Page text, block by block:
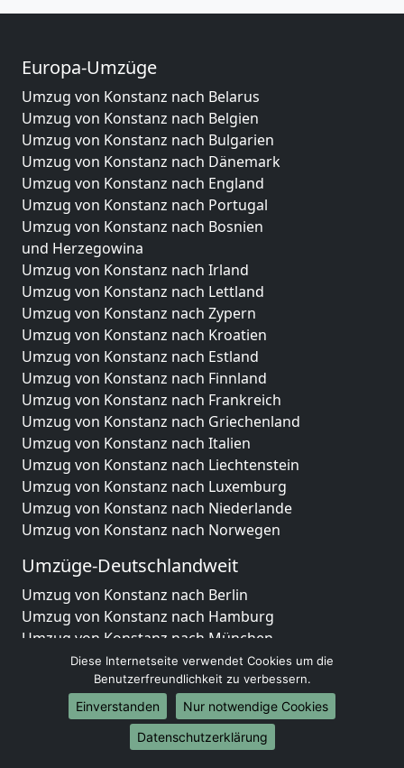
Europa-Umzüge
Umzug von Konstanz nach Belarus
Umzug von Konstanz nach Belgien
Umzug von Konstanz nach Bulgarien
Umzug von Konstanz nach Dänemark
Umzug von Konstanz nach England
Umzug von Konstanz nach Portugal
Umzug von Konstanz nach Bosnien
und Herzegowina
Umzug von Konstanz nach Irland
Umzug von Konstanz nach Lettland
Umzug von Konstanz nach Zypern
Umzug von Konstanz nach Kroatien
Umzug von Konstanz nach Estland
Umzug von Konstanz nach Finnland
Umzug von Konstanz nach Frankreich
Umzug von Konstanz nach Griechenland
Umzug von Konstanz nach Italien
Umzug von Konstanz nach Liechtenstein
Umzug von Konstanz nach Luxemburg
Umzug von Konstanz nach Niederlande
Umzug von Konstanz nach Norwegen
Umzüge-Deutschlandweit
Umzug von Konstanz nach Berlin
Umzug von Konstanz nach Hamburg
Umzug von Konstanz nach München
Umzug von Konstanz nach Köln
Umzug von Konstanz nach Frankfurt am Main
Umzug von Konstanz nach Stuttgart
Umzug von Konstanz nach Düsseldorf
Umzug von Konstanz nach Leipzig
Diese Internetseite verwendet Cookies um die
Benutzerfreundlichkeit zu verbessern.
Einverstanden
Nur notwendige Cookies
Datenschutzerklärung